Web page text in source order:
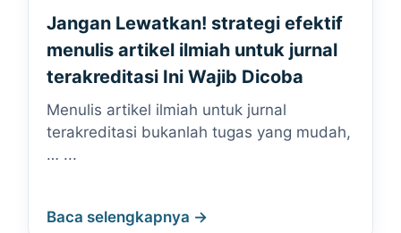
Jangan Lewatkan! strategi efektif
menulis artikel ilmiah untuk jurnal
terakreditasi Ini Wajib Dicoba
Menulis artikel ilmiah untuk jurnal
terakreditasi bukanlah tugas yang mudah,
… ...
Baca selengkapnya →